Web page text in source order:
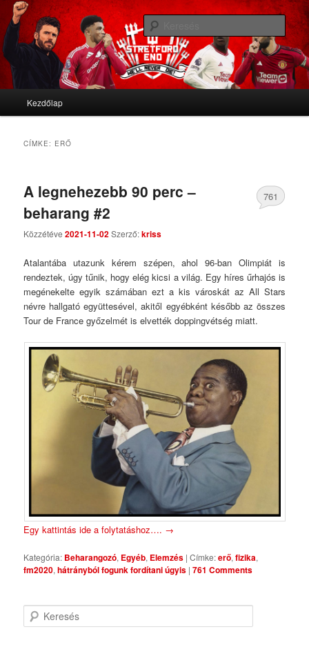
Stretford End
We'll never die
Tovább az elsődleges tartalomra
Tovább a másodlagos tartalomra
Kezdőlap
CÍMKE: ERŐ
A legnehezebb 90 perc –
beharang #2
Közzétéve2021-11-02Szerző:kriss
761
Atalantába utazunk kérem szépen, ahol 96-ban Olimpiát is
rendeztek, úgy tűnik, hogy elég kicsi a világ. Egy híres űrhajós is
megénekelte egyik számában ezt a kis városkát az All Stars
névre hallgató együttesével, akitől egyébként később az összes
Tour de France győzelmét is elvették doppingvétség miatt.
Egy kattintás ide a folytatáshoz…. →
Kategória: Beharangozó, Egyéb, Elemzés |Címke:erő,fizika,
fm2020,hátrányból fogunk fordítani úgyis |761 Comments
Keresés